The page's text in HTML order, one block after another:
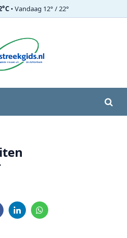
• Vandaag 12° / 22°